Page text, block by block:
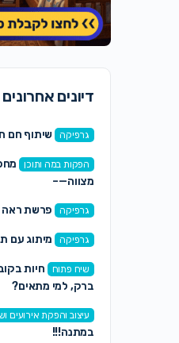
דיונים אחרונים
גרפיקה שיתוף חם
הפקות במה ותוכן
מצווה—–
גרפיקה פרשת ראה
גרפיקה מיתוג עם
שיח פתוח
חיות
ברק, למי מתאים?
עיצוב והפקת אירועים
במתנה!!!